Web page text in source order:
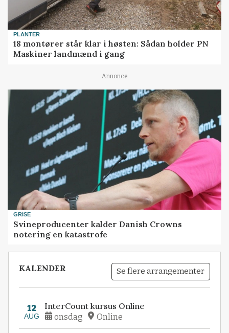
PLANTER
18 montører står klar i høsten: Sådan holder PN
Maskiner landmænd i gang
Annonce
GRISE
Svineproducenter kalder Danish Crowns
notering en katastrofe
KALENDER Se flere arrangementer
12
AUG
InterCount kursus Online
onsdag Online